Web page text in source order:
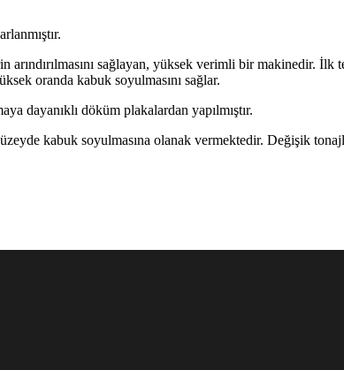
sağlayan, yüksek verimli bir makinedir. İlk
oranda kabuk soyulmasını sağlar.
dayanıklı döküm plakalardan yapılmıştır.
kabuk soyulmasına olanak vermektedir. Değişik